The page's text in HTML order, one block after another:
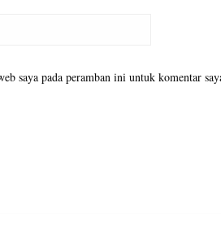
saya pada peramban ini untuk komentar